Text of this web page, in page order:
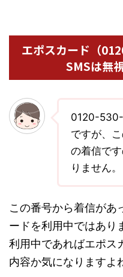
エポスカード（
SMSは無
0120-530-
ですが、
の着信で
りません。
この番号から着信があ
ードを利用中ではあり
利用中であればエポス
内容か気になりますよ